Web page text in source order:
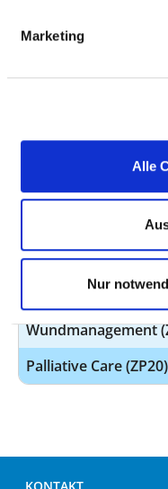
Marketing
Alle
Nur
Notfallpflege (PQ12)
Praxisanleitung
Still- und
Stomamanagement
Wundmanagement
Palliative Care (ZP20)